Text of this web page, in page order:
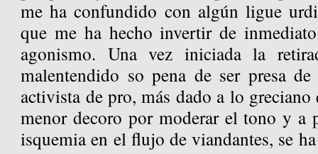
me ha confundido con algún ligue
que me ha hecho invertir de
agonismo. Una vez iniciada la
malentendido so pena de ser presa
activista de pro, más dado a lo
menor decoro por moderar el tono y a
isquemia en el flujo de viandantes, se